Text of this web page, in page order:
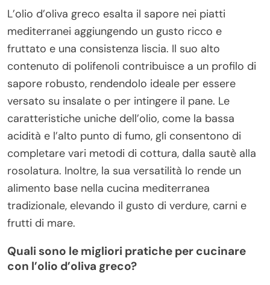
L’olio d’oliva greco esalta il sapore nei piatti
mediterranei aggiungendo un gusto ricco e
fruttato e una consistenza liscia. Il suo alto
contenuto di polifenoli contribuisce a un profilo di
sapore robusto, rendendolo ideale per essere
versato su insalate o per intingere il pane. Le
caratteristiche uniche dell’olio, come la bassa
acidità e l’alto punto di fumo, gli consentono di
completare vari metodi di cottura, dalla sautè alla
rosolatura. Inoltre, la sua versatilità lo rende un
alimento base nella cucina mediterranea
tradizionale, elevando il gusto di verdure, carni e
frutti di mare.
Quali sono le migliori pratiche per cucinare
con l’olio d’oliva greco?